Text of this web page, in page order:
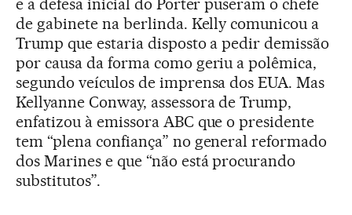
e a defesa inicial do Porter puseram o chefe
de gabinete na berlinda. Kelly comunicou a
Trump que estaria disposto a pedir demissão
por causa da forma como geriu a polêmica,
segundo veículos de imprensa dos EUA. Mas
Kellyanne Conway, assessora de Trump,
enfatizou à emissora ABC que o presidente
tem “plena confiança” no general reformado
dos Marines e que “não está procurando
substitutos”.